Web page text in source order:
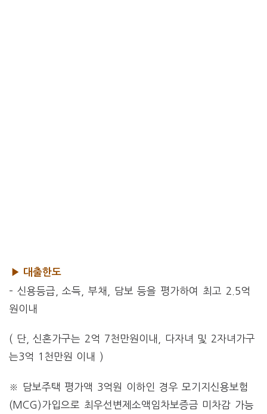
▶ 대출한도
– 신용등급, 소득, 부채, 담보 등을 평가하여 최고 2.5억
원이내
( 단, 신혼가구는 2억 7천만원이내, 다자녀 및 2자녀가구
는3억 1천만원 이내 )
※ 담보주택 평가액 3억원 이하인 경우 모기지신용보험
(MCG)가입으로 최우선변제소액임차보증금 미차감 가능